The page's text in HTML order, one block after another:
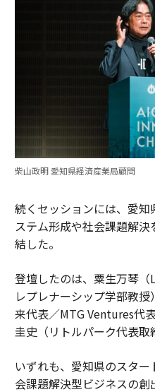
柴山政明 愛知県経済産業局顧問
続くセッションには、愛
ステム形成や社会課題解
結した。
登壇したのは、粟生万琴（
レプレナーシップ学部教
来代表／MTG Ventures代
圭史（リトルパーク代表取
いずれも、愛知県のスタ
会課題解決型ビジネスの